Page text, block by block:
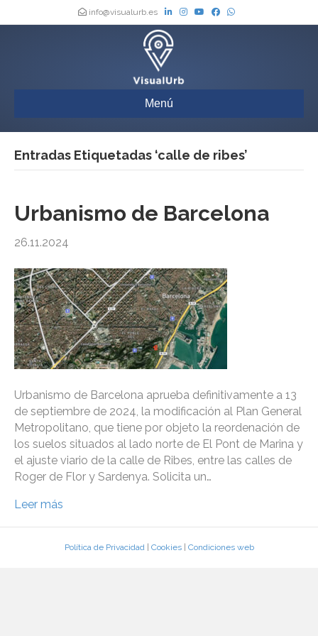
info@visualurb.es
Menú
Entradas Etiquetadas ‘calle de ribes’
Urbanismo de Barcelona
26.11.2024
Urbanismo de Barcelona aprueba definitivamente a 13
de septiembre de 2024, la modificación al Plan General
Metropolitano, que tiene por objeto la reordenación de
los suelos situados al lado norte de El Pont de Marina y
el ajuste viario de la calle de Ribes, entre las calles de
Roger de Flor y Sardenya. Solicita un…
Leer más
Política de Privacidad| Cookies| Condiciones web